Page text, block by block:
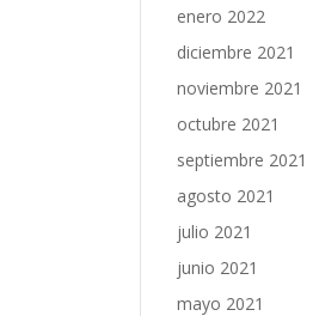
enero 2022
diciembre 2021
noviembre 2021
octubre 2021
septiembre 2021
agosto 2021
julio 2021
junio 2021
mayo 2021